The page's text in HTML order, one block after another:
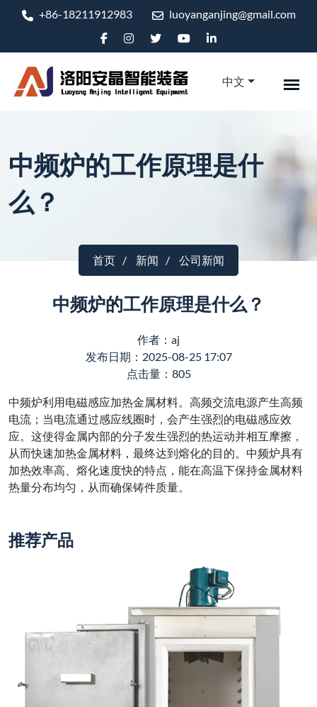
+86-18211912983 luoyanganjing@gmail.com
中文
中频炉的工作原理是什
么？
首页 新闻 公司新闻
中频炉的工作原理是什么？
作者：aj
发布日期：2025-08-25 17:07
点击量：805
中频炉利用电磁感应加热金属材料。高频交流电源产生高频
电流；当电流通过感应线圈时，会产生强烈的电磁感应效
应。这使得金属内部的分子发生强烈的热运动并相互摩擦，
从而快速加热金属材料，最终达到熔化的目的。中频炉具有
加热效率高、熔化速度快的特点，能在高温下保持金属材料
热量分布均匀，从而确保铸件质量。
推荐产品